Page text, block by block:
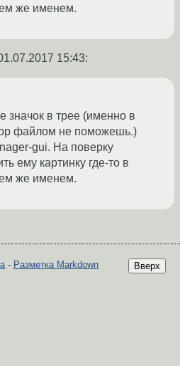
же именем.
15:43:
значок в трее (именно в
файлом не поможешь.)
gui. На поверку
ему картинку где-то в
же именем.
Вверх
- Разметка Markdown